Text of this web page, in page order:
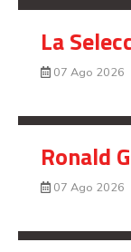
La
07 Ago 2026
Ronald
07 Ago 2026